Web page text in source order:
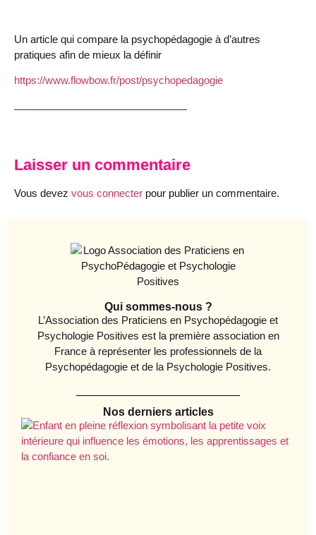
Qui sommes-nous ?
L’Association des Praticiens en Psychopédagogie et
Psychologie Positives est la première association en
France à représenter les professionnels de la
Psychopédagogie et de la Psychologie Positives.
Nos derniers articles
Un article qui compare la psychopédagogie à d’autres
pratiques afin de mieux la définir
https://www.flowbow.fr/post/psychopedagogie
Laisser un commentaire
Vous devez vous connecter pour publier un commentaire.